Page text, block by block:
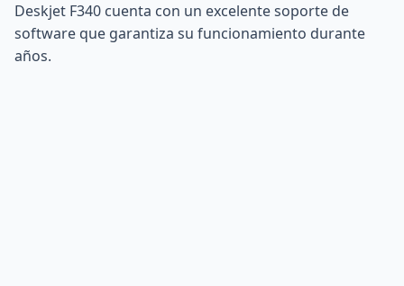
Deskjet F340 cuenta con un excelente soporte de
software que garantiza su funcionamiento durante
años.